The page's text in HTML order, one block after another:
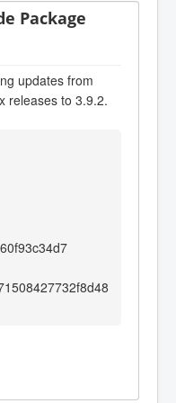
Package
updates from
releases to 3.9.2.